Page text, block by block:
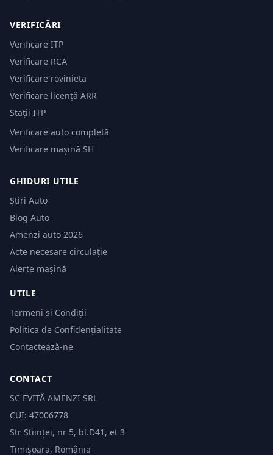
VERIFICĂRI
Verificare ITP
Verificare RCA
Verificare rovinieta
Verificare licență ARR
Stații ITP
Verificare auto completă
Verificare mașină SH
GHIDURI UTILE
Știri Auto
Blog Auto
Amenzi auto 2026
Acte necesare circulație
Alerte mașină
UTILE
Termeni și Condiții
Politica de Confidențialitate
Contactează-ne
CONTACT
SC EVITĂ AMENZI SRL
CUI: 47006778
Str Științei, nr 5, bl.D41, et 3
Timișoara, România